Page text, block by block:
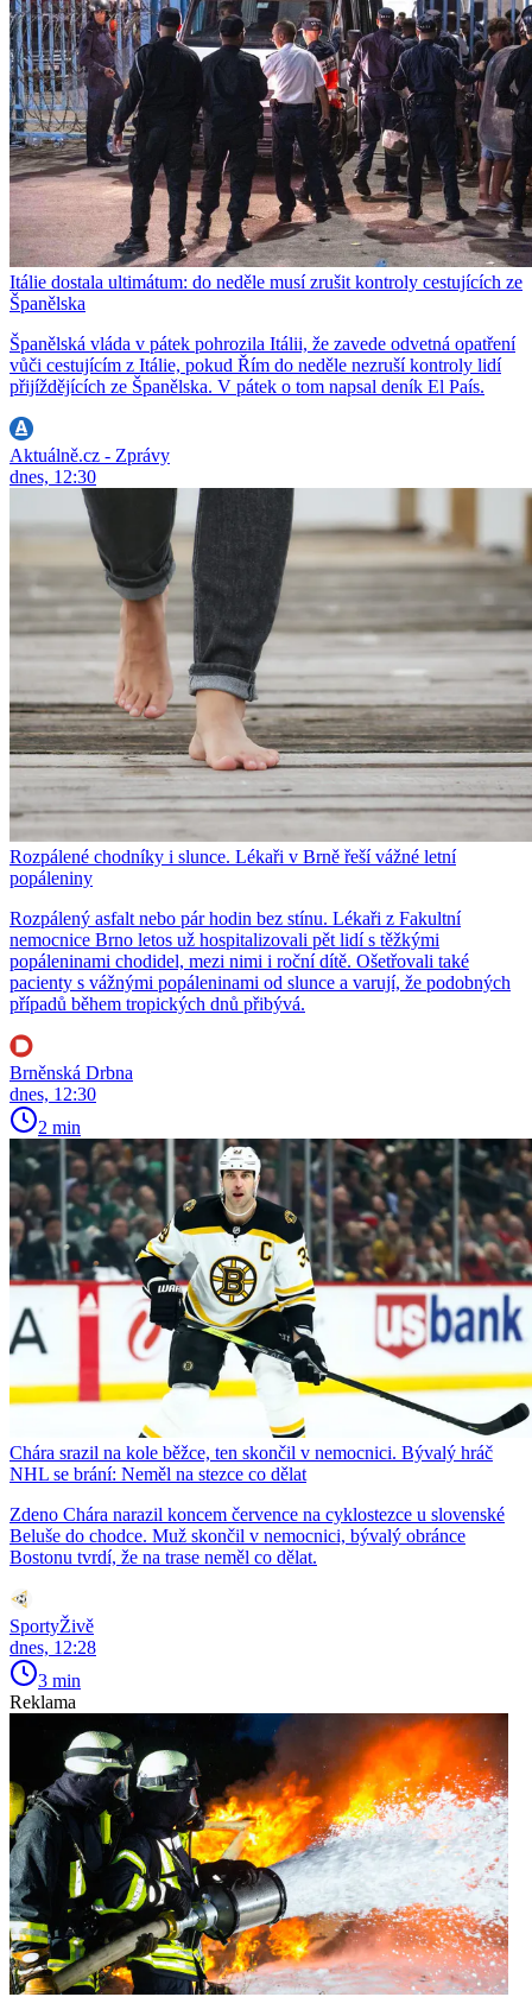
Itálie dostala ultimátum: do neděle musí zrušit kontroly cestujících ze
Španělska
Španělská vláda v pátek pohrozila Itálii, že zavede odvetná opatření
vůči cestujícím z Itálie, pokud Řím do neděle nezruší kontroly lidí
přijíždějících ze Španělska. V pátek o tom napsal deník El País.
Aktuálně.cz - Zprávy
dnes, 12:30
Rozpálené chodníky i slunce. Lékaři v Brně řeší vážné letní
popáleniny
Rozpálený asfalt nebo pár hodin bez stínu. Lékaři z Fakultní
nemocnice Brno letos už hospitalizovali pět lidí s těžkými
popáleninami chodidel, mezi nimi i roční dítě. Ošetřovali také
pacienty s vážnými popáleninami od slunce a varují, že podobných
případů během tropických dnů přibývá.
Brněnská Drbna
dnes, 12:30
2 min
Chára srazil na kole běžce, ten skončil v nemocnici. Bývalý hráč
NHL se brání: Neměl na stezce co dělat
Zdeno Chára narazil koncem července na cyklostezce u slovenské
Beluše do chodce. Muž skončil v nemocnici, bývalý obránce
Bostonu tvrdí, že na trase neměl co dělat.
SportyŽivě
dnes, 12:28
3 min
Reklama